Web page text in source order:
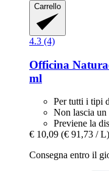
Carrello
4.3 (4)
Officina
ml
Per tutti i tipi
Non lascia
Previene la
€ 10,09 (€ 91,73 / L)
Consegna entro il